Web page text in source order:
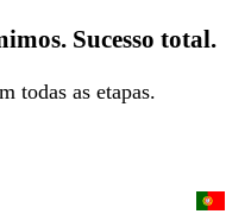
Sucesso total.
todas as etapas.